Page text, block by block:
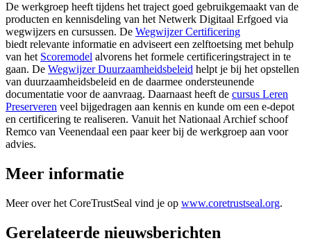
De werkgroep heeft tijdens het traject goed gebruikgemaakt van de
producten en kennisdeling van het Netwerk Digitaal Erfgoed via
wegwijzers en cursussen. De Wegwijzer Certificering
biedt relevante informatie en adviseert een zelftoetsing met behulp
van het Scoremodel alvorens het formele certificeringstraject in te
gaan. De Wegwijzer Duurzaamheidsbeleid helpt je bij het opstellen
van duurzaamheidsbeleid en de daarmee ondersteunende
documentatie voor de aanvraag. Daarnaast heeft de cursus Leren
Preserveren veel bijgedragen aan kennis en kunde om een e-depot
en certificering te realiseren. Vanuit het Nationaal Archief schoof
Remco van Veenendaal een paar keer bij de werkgroep aan voor
advies.
Meer informatie
Meer over het CoreTrustSeal vind je op www.coretrustseal.org.
Gerelateerde nieuwsberichten